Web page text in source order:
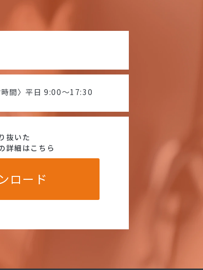
時間〉平日 9:00〜17:30
抜いた
詳細はこちら
ロード